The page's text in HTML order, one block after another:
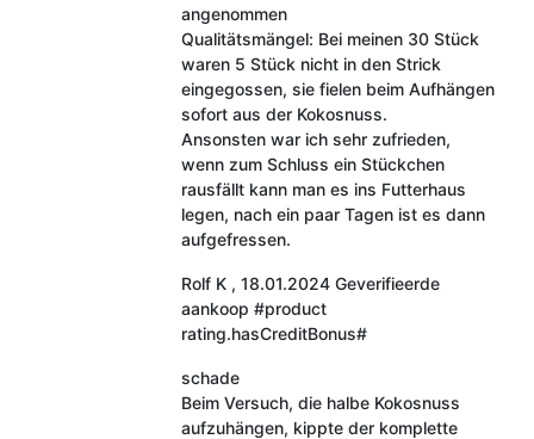
angenommen
Qualitätsmängel: Bei meinen 30 Stück
waren 5 Stück nicht in den Strick
eingegossen, sie fielen beim Aufhängen
sofort aus der Kokosnuss.
Ansonsten war ich sehr zufrieden,
wenn zum Schluss ein Stückchen
rausfällt kann man es ins Futterhaus
legen, nach ein paar Tagen ist es dann
aufgefressen.
Rolf K , 18.01.2024 Geverifieerde
aankoop #product
rating.hasCreditBonus#
schade
Beim Versuch, die halbe Kokosnuss
aufzuhängen, kippte der komplette